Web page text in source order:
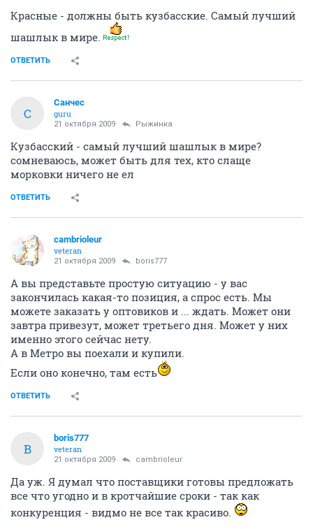
Красные - должны быть кузбасские. Самый лучший
шашлык в мире.
ОТВЕТИТЬ
С
Санчес
guru
21 октября 2009 Рыжинка
Кузбасский - самый лучший шашлык в мире?
сомневаюсь, может быть для тех, кто слаще
морковки ничего не ел
ОТВЕТИТЬ
cambrioleur
veteran
21 октября 2009 boris777
А вы представьте простую ситуацию - у вас
закончилась какая-то позиция, а спрос есть. Мы
можете заказать у оптовиков и ... ждать. Может они
завтра привезут, может третьего дня. Может у них
именно этого сейчас нету.
А в Метро вы поехали и купили.
Если оно конечно, там есть
ОТВЕТИТЬ
B
boris777
veteran
21 октября 2009 cambrioleur
Да уж. Я думал что поставщики готовы предложать
все что угодно и в кротчайшие сроки - так как
конкуренция - видмо не все так красиво.